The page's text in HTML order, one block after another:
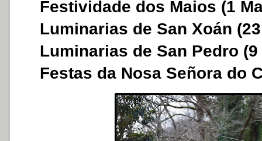
Festividade dos Maios (1
Luminarias de San Xoán
Luminarias de San Pedro (9
Festas da Nosa Señora do